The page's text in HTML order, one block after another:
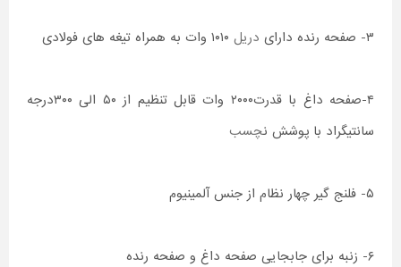
۳- صفحه رنده دارای دریل
۴-صفحه داغ با قدرت۲۰۰۰ وات قابل تنظیم از ۵۰ الی ۳۰۰درجه
سانتیگراد با پوشش نچسب
۵- فلنج گیر چهار نظام از جنس آلمینیوم
۶- زنبه برای جابجایی صفحه داغ و صفحه رنده